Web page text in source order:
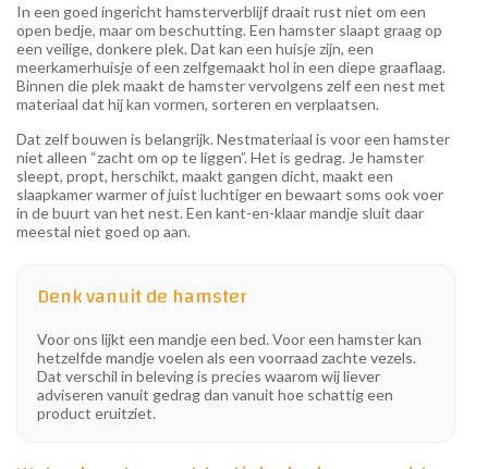
In een goed ingericht hamsterverblijf draait rust niet om een
open bedje, maar om beschutting. Een hamster slaapt graag op
een veilige, donkere plek. Dat kan een huisje zijn, een
meerkamerhuisje of een zelfgemaakt hol in een diepe graaflaag.
Binnen die plek maakt de hamster vervolgens zelf een nest met
materiaal dat hij kan vormen, sorteren en verplaatsen.
Dat zelf bouwen is belangrijk. Nestmateriaal is voor een hamster
niet alleen “zacht om op te liggen”. Het is gedrag. Je hamster
sleept, propt, herschikt, maakt gangen dicht, maakt een
slaapkamer warmer of juist luchtiger en bewaart soms ook voer
in de buurt van het nest. Een kant-en-klaar mandje sluit daar
meestal niet goed op aan.
Denk vanuit de hamster
Voor ons lijkt een mandje een bed. Voor een hamster kan
hetzelfde mandje voelen als een voorraad zachte vezels.
Dat verschil in beleving is precies waarom wij liever
adviseren vanuit gedrag dan vanuit hoe schattig een
product eruitziet.